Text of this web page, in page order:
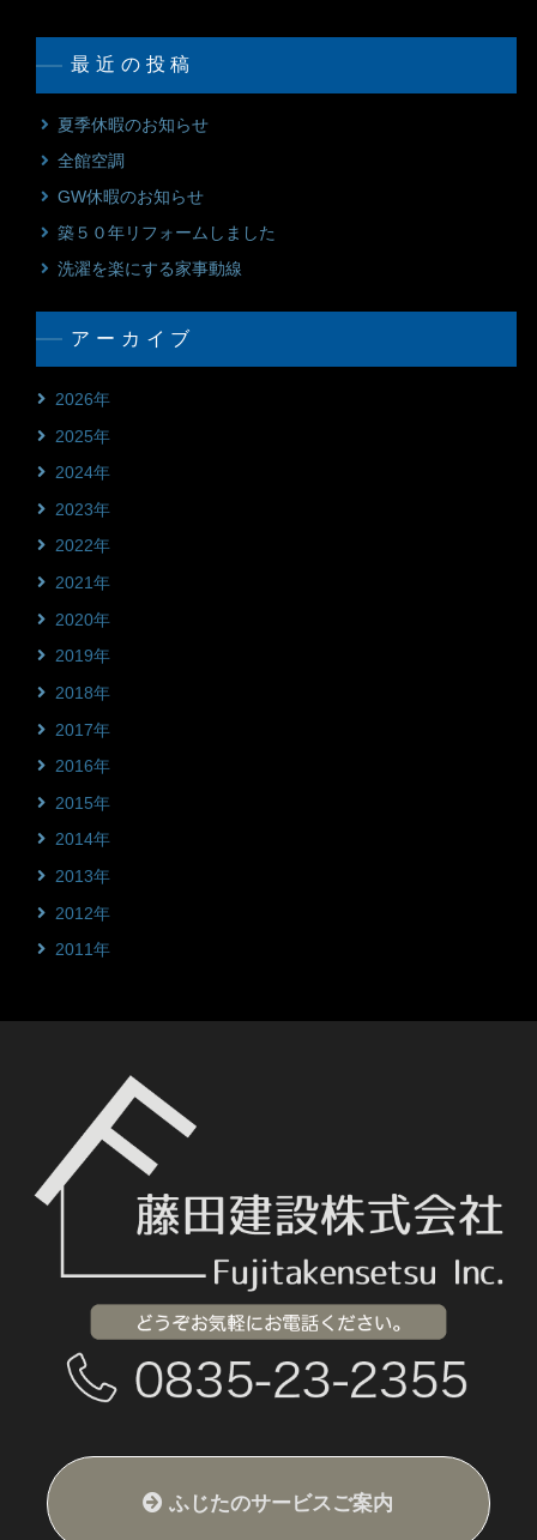
最近の投稿
夏季休暇のお知らせ
全館空調
GW休暇のお知らせ
築５０年リフォームしました
洗濯を楽にする家事動線
アーカイブ
2026年
2025年
2024年
2023年
2022年
2021年
2020年
2019年
2018年
2017年
2016年
2015年
2014年
2013年
2012年
2011年
ふじたのサービスご案内